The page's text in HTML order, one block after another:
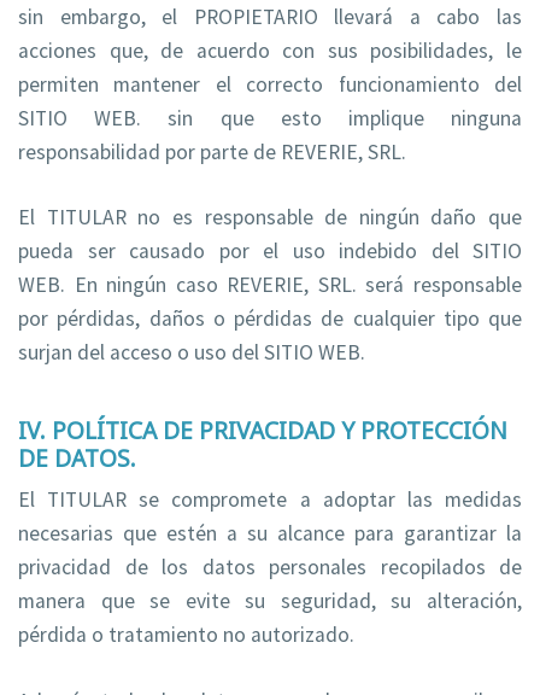
sin embargo, el PROPIETARIO llevará a cabo las
acciones que, de acuerdo con sus posibilidades, le
permiten mantener el correcto funcionamiento del
SITIO WEB. sin que esto implique ninguna
responsabilidad por parte de REVERIE, SRL.
El TITULAR no es responsable de ningún daño que
pueda ser causado por el uso indebido del SITIO
WEB. En ningún caso REVERIE, SRL. será responsable
por pérdidas, daños o pérdidas de cualquier tipo que
surjan del acceso o uso del SITIO WEB.
IV. POLÍTICA DE PRIVACIDAD Y PROTECCIÓN
DE DATOS.
El TITULAR se compromete a adoptar las medidas
necesarias que estén a su alcance para garantizar la
privacidad de los datos personales recopilados de
manera que se evite su seguridad, su alteración,
pérdida o tratamiento no autorizado.